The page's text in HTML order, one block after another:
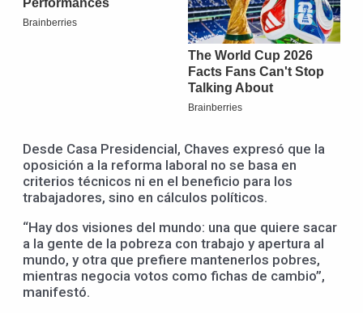
Desde Casa Presidencial, Chaves expresó que la
oposición a la reforma laboral no se basa en
criterios técnicos ni en el beneficio para los
trabajadores, sino en cálculos políticos.
“Hay dos visiones del mundo: una que quiere sacar
a la gente de la pobreza con trabajo y apertura al
mundo, y otra que prefiere mantenerlos pobres,
mientras negocia votos como fichas de cambio”,
manifestó.